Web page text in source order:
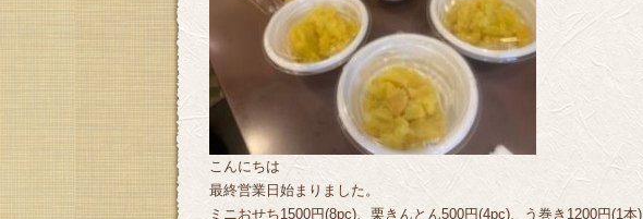
こんにちは
最終営業日始まりました。
ミニおせち1500円(8pc)、栗きんとん500円(4pc)、う巻き1200円(1本)